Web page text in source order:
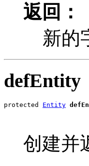
返回：
新的
defEntity
protected Entity
创建并